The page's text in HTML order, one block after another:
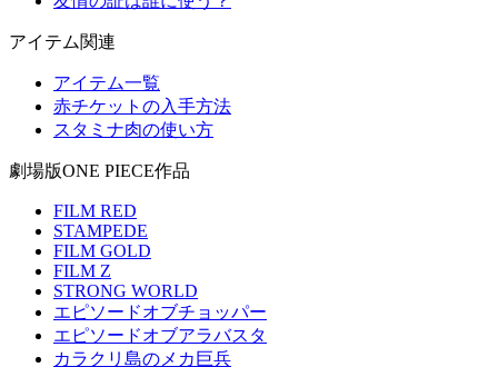
アイテム関連
アイテム一覧
赤チケットの入手方法
スタミナ肉の使い方
劇場版ONE PIECE作品
FILM RED
STAMPEDE
FILM GOLD
FILM Z
STRONG WORLD
エピソードオブチョッパー
エピソードオブアラバスタ
カラクリ島のメカ巨兵